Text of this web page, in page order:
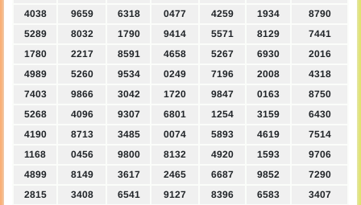
4038
9659 6318 0477 4259 1934
8790
5289
8032 1790 9414 5571 8129
7441
1780
2217 8591 4658 5267 6930
2016
4989
5260 9534 0249 7196 2008
4318
7403
9866 3042 1720 9847 0163
8750
5268
4096 9307 6801 1254 3159
6430
4190
8713 3485 0074 5893 4619
7514
1168
0456 9800 8132 4920 1593
9706
4899
8149 3617 2465 6687 9852
7290
2815
3408 6541 9127 8396 6583
3407